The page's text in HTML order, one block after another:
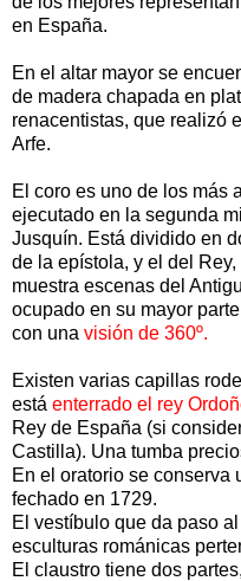
en España.
En el altar mayor se
de madera chapada en
renacentistas, que realizó
Arfe.
El coro es uno de los más
ejecutado en la segunda
Jusquín. Está dividido en
de la epístola, y el del
muestra escenas del
ocupado en su mayor
con una visión de 360º.
Existen varias capillas
está enterrado el rey
Rey de España (si
Castilla). Una tumba
En el oratorio se conserva
fechado en 1729.
El vestíbulo que da paso
esculturas románicas
El claustro tiene dos